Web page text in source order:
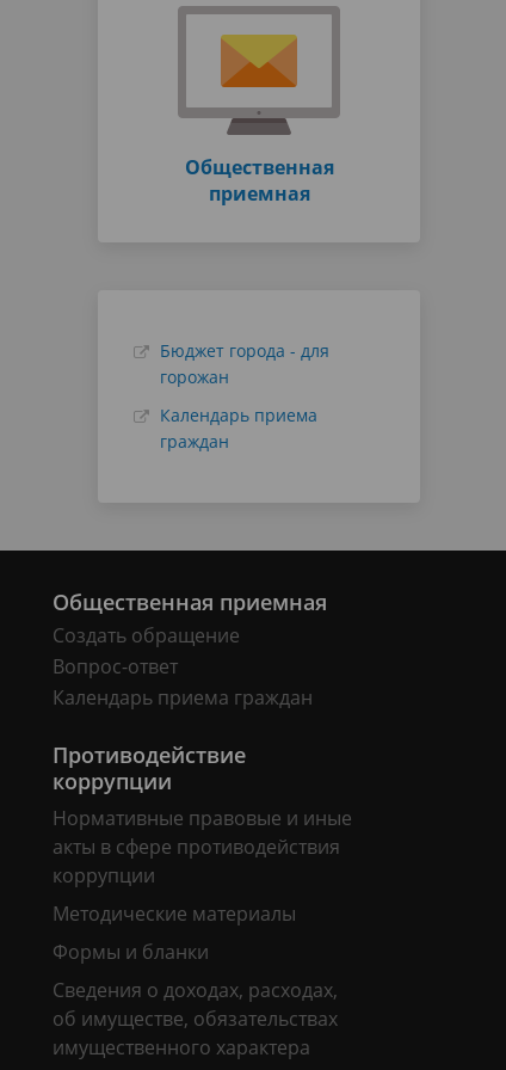
Общественная
приемная
Бюджет города - для
горожан
Календарь приема
граждан
Общественная приемная
Создать обращение
Вопрос-ответ
Календарь приема граждан
Противодействие
коррупции
Нормативные правовые и иные
акты в сфере противодействия
коррупции
Методические материалы
Формы и бланки
Сведения о доходах, расходах,
об имуществе, обязательствах
имущественного характера